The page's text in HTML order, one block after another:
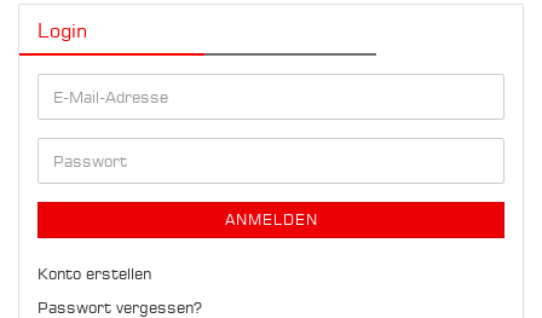
Login
E-
Mail-
Adresse
Passwort
ANMELDEN
Konto erstellen
Passwort vergessen?